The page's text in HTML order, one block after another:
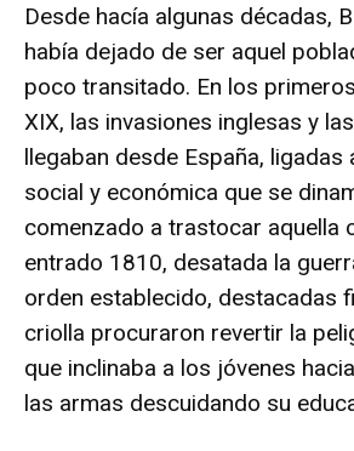
Desde hacía algunas décadas,
había dejado de ser aquel
poco transitado. En los
XIX, las invasiones inglesas y
llegaban desde España, ligadas
social y económica que se
comenzado a trastocar aquella
entrado 1810, desatada la
orden establecido, destacadas
criolla procuraron revertir la
que inclinaba a los jóvenes
las armas descuidando su